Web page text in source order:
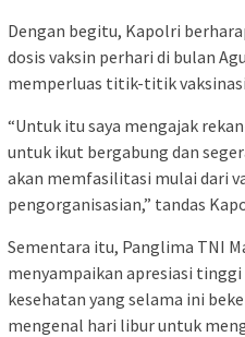
Dengan begitu, Kapolri
dosis vaksin perhari di bulan
memperluas titik-titik
“Untuk itu saya mengajak
untuk ikut bergabung dan
akan memfasilitasi mulai dari
pengorganisasian,” tandas
Sementara itu, Panglima TNI
menyampaikan apresiasi
kesehatan yang selama ini
mengenal hari libur untuk